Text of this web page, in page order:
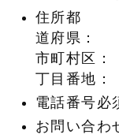
住所都
道府県：
市町村区：
丁目番地：
電話番号必
お問い合わ